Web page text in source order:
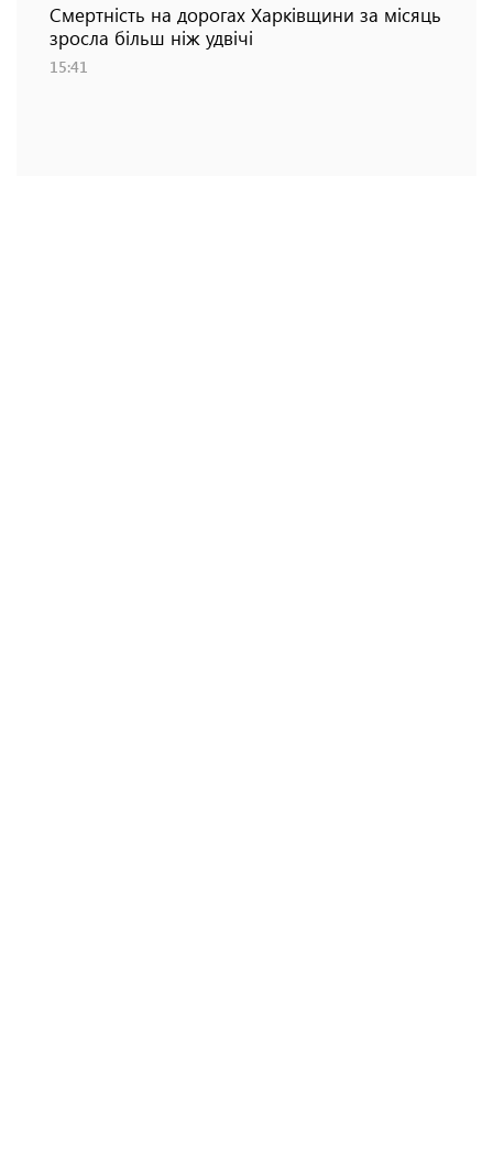
Смертність на дорогах Харківщини за місяць
зросла більш ніж удвічі
15:41